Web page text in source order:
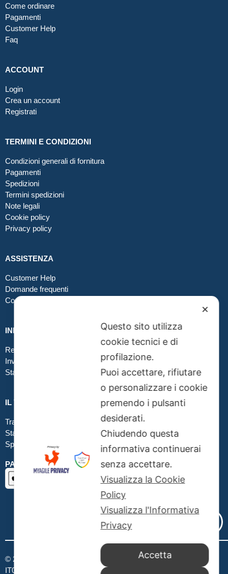
Come ordinare
Pagamenti
Customer Help
Faq
ACCOUNT
Login
Crea un account
Registrati
TERMINI E CONDIZIONI
Condizioni generali di fornitura
Pagamenti
Spedizioni
Termini spedizioni
Note legali
Cookie policy
Privacy policy
ASSISTENZA
Customer Help
Domande frequenti
Contatti
INFO GRAFICA
Realizzare file corretti
Inviare file grafici
Stampa in tessuto
IL TUO ORDINE
Traccia la tua spedizione
Stato del tuo ordine
Spedizioni
PAGAMENTI SICURI SSL
© 2026 Publibeta srl – All rights reserved – P.IVA e CF
IT08003541003 – Rea Roma CCIAA 1067520 –
✕
Questo sito utilizza
cookie tecnici e di
profilazione.
Puoi accettare, rifiutare
o personalizzare i cookie
premendo i pulsanti
desiderati.
Chiudendo questa
informativa continuerai
senza accettare.
Visualizza la Cookie
Policy
Visualizza l'Informativa
Privacy
Accetta